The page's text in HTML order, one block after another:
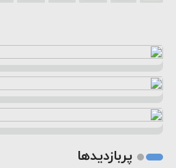
پربازدیدها